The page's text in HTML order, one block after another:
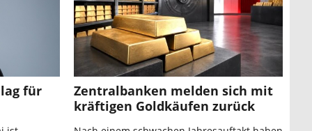
für
Zentralbanken melden sich mit
kräftigen Goldkäufen zurück